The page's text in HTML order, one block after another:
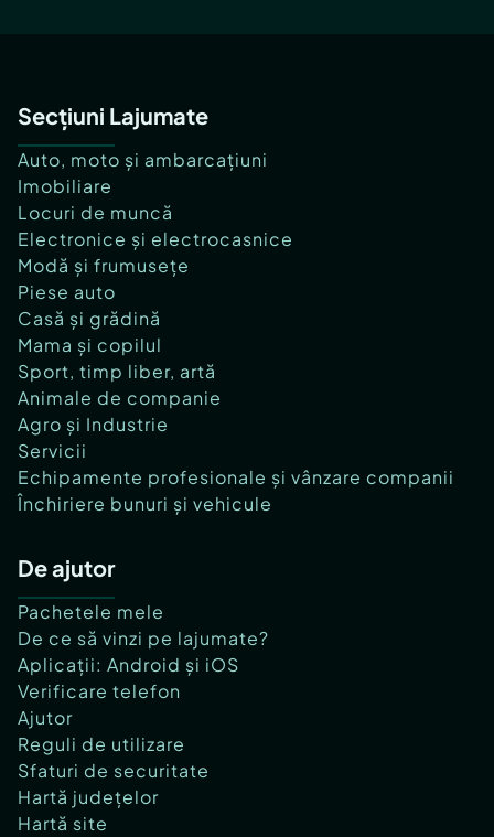
Secțiuni Lajumate
Auto, moto și ambarcațiuni
Imobiliare
Locuri de muncă
Electronice și electrocasnice
Modă și frumusețe
Piese auto
Casă și grădină
Mama și copilul
Sport, timp liber, artă
Animale de companie
Agro și Industrie
Servicii
Echipamente profesionale și vânzare companii
Închiriere bunuri și vehicule
De ajutor
Pachetele mele
De ce să vinzi pe lajumate?
Aplicații: Android și iOS
Verificare telefon
Ajutor
Reguli de utilizare
Sfaturi de securitate
Hartă județelor
Hartă site